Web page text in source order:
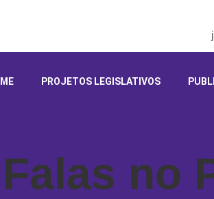
PROJETOS LEGISLATIVOS
Falas no